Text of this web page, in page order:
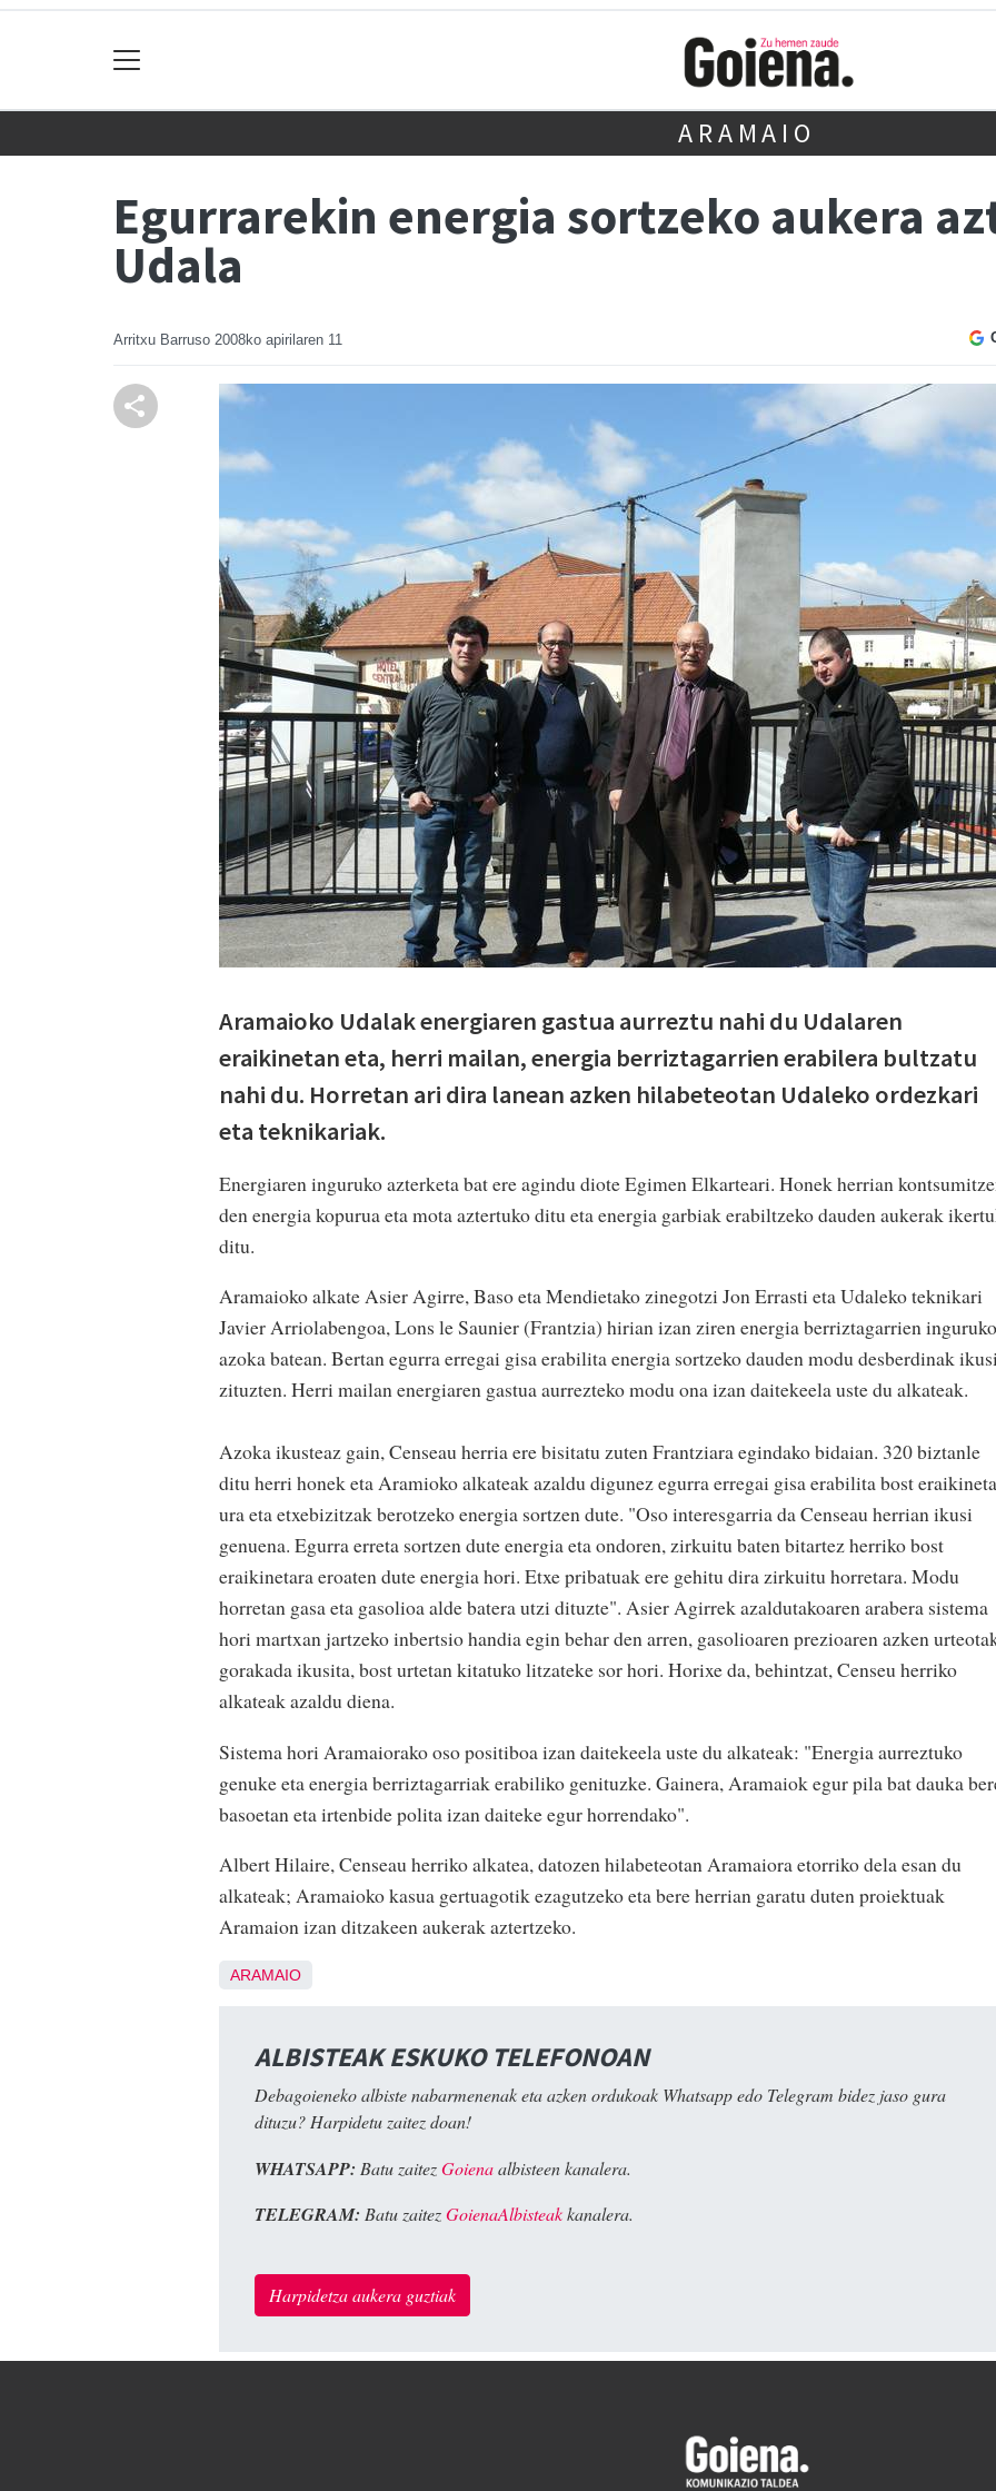
ARAMAIO
Egurrarekin energia sortzeko aukera
Udala
Arritxu Barruso 2008ko apirilaren 11
Aramaioko Udalak energiaren gastua aurreztu nahi du Udalaren
eraikinetan eta, herri mailan, energia berriztagarrien erabilera bultzatu
nahi du. Horretan ari dira lanean azken hilabeteotan Udaleko ordezkari
eta teknikariak.
Energiaren inguruko azterketa bat ere agindu diote Egimen Elkarteari. Honek herrian
den energia kopurua eta mota aztertuko ditu eta energia garbiak erabiltzeko dauden aukerak
ditu.
Aramaioko alkate Asier Agirre, Baso eta Mendietako zinegotzi Jon Errasti eta Udaleko teknikari
Javier Arriolabengoa, Lons le Saunier (Frantzia) hirian izan ziren energia berriztagarrien inguruko
azoka batean. Bertan egurra erregai gisa erabilita energia sortzeko dauden modu desberdinak
zituzten. Herri mailan energiaren gastua aurrezteko modu ona izan daitekeela uste du alkateak.
Azoka ikusteaz gain, Censeau herria ere bisitatu zuten Frantziara egindako bidaian. 320 biztanle
ditu herri honek eta Aramioko alkateak azaldu digunez egurra erregai gisa erabilita bost
ura eta etxebizitzak berotzeko energia sortzen dute. "Oso interesgarria da Censeau herrian ikusi
genuena. Egurra erreta sortzen dute energia eta ondoren, zirkuitu baten bitartez herriko bost
eraikinetara eroaten dute energia hori. Etxe pribatuak ere gehitu dira zirkuitu horretara. Modu
horretan gasa eta gasolioa alde batera utzi dituzte". Asier Agirrek azaldutakoaren arabera sistema
hori martxan jartzeko inbertsio handia egin behar den arren, gasolioaren prezioaren azken
gorakada ikusita, bost urtetan kitatuko litzateke sor hori. Horixe da, behintzat, Censeu herriko
alkateak azaldu diena.
Sistema hori Aramaiorako oso positiboa izan daitekeela uste du alkateak: "Energia aurreztuko
genuke eta energia berriztagarriak erabiliko genituzke. Gainera, Aramaiok egur pila bat dauka
basoetan eta irtenbide polita izan daiteke egur horrendako".
Albert Hilaire, Censeau herriko alkatea, datozen hilabeteotan Aramaiora etorriko dela esan du
alkateak; Aramaioko kasua gertuagotik ezagutzeko eta bere herrian garatu duten proiektuak
Aramaion izan ditzakeen aukerak aztertzeko.
ARAMAIO
ALBISTEAK ESKUKO TELEFONOAN
Debagoieneko albiste nabarmenenak eta azken ordukoak Whatsapp edo Telegram bidez jaso gura
dituzu? Harpidetu zaitez doan!
WHATSAPP: Batu zaitezGoienaalbisteen kanalera.
TELEGRAM: Batu zaitezGoienaAlbisteakkanalera.
Harpidetza aukera guztiak